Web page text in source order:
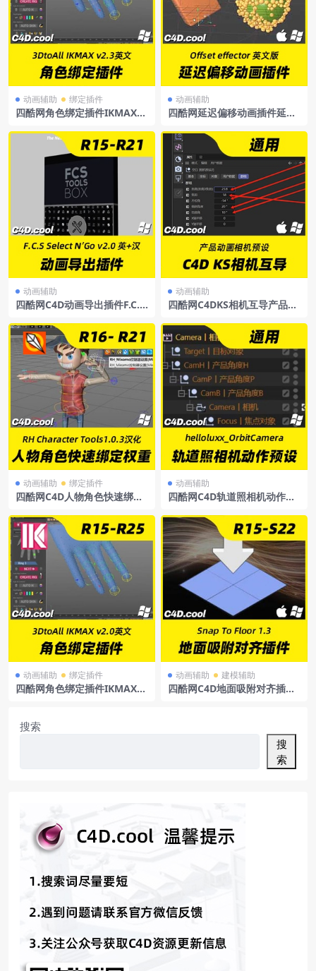
动画辅助 绑定插件
四酷网角色绑定插件IKMAXv
文版
动画辅助
四酷网延迟偏移动画插件延迟
R26Win/Mac英文版
动画辅助
四酷网C4D动画导出插件F.C.S
D支持R15-R21
动画辅助
四酷网C4DKS相机互导产品动
动画辅助 绑定插件
四酷网C4D人物角色快速绑定
1.0.3【中文汉化版】
动画辅助
四酷网C4D轨道照相机动作预
ra
动画辅助 绑定插件
四酷网角色绑定插件IKMAXv
动画辅助 建模辅助
四酷网C4D地面吸附对齐插件
搜索
搜
索